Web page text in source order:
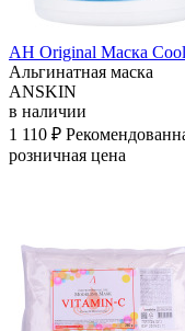
АН Original Маска
Альгинатная маска
ANSKIN
в наличии
1 110 ₽
розничная цена